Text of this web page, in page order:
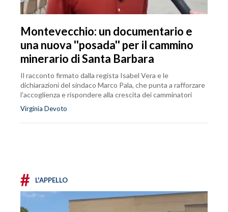
Montevecchio: un documentario e
una nuova ''posada'' per il cammino
minerario di Santa Barbara
Il racconto firmato dalla regista Isabel Vera e le
dichiarazioni del sindaco Marco Pala, che punta a rafforzare
l'accoglienza e rispondere alla crescita dei camminatori
Virginia Devoto
# L'APPELLO